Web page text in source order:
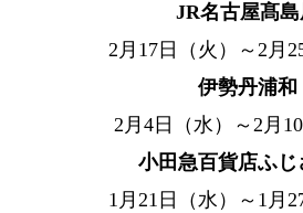
JR名古屋髙
2月17日（火）～2月
伊勢丹浦和
2月4日（水）～2月10
小田急百貨店ふじ
1月21日（水）～1月